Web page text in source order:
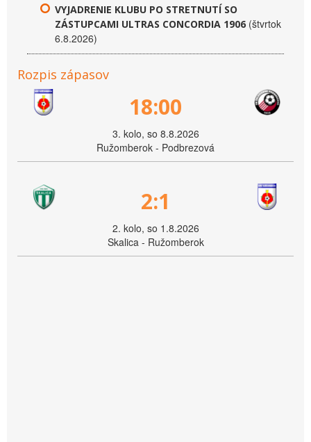
VYJADRENIE KLUBU PO STRETNUTÍ SO
ZÁSTUPCAMI ULTRAS CONCORDIA 1906 (štvrtok
6.8.2026)
Rozpis zápasov
18:00
3. kolo, so 8.8.2026
Ružomberok - Podbrezová
2:1
2. kolo, so 1.8.2026
Skalica - Ružomberok